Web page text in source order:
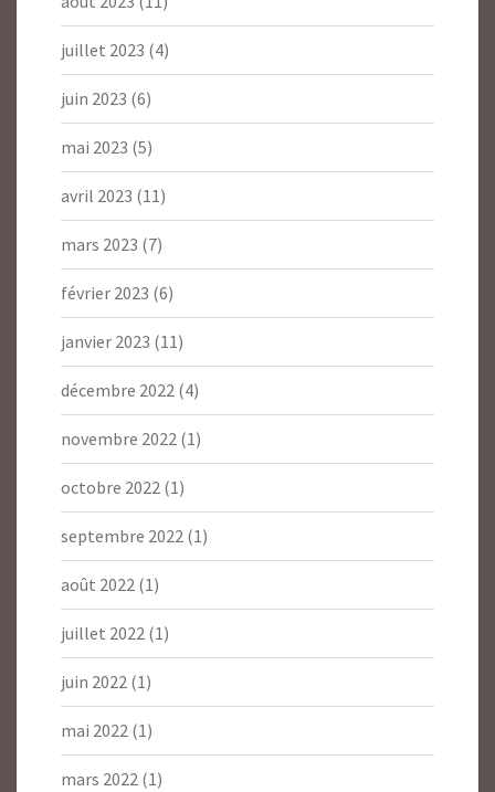
juillet 2023 (4)
juin 2023 (6)
mai 2023 (5)
avril 2023 (11)
mars 2023 (7)
février 2023 (6)
janvier 2023 (11)
décembre 2022 (4)
novembre 2022 (1)
octobre 2022 (1)
septembre 2022 (1)
août 2022 (1)
juillet 2022 (1)
juin 2022 (1)
mai 2022 (1)
mars 2022 (1)